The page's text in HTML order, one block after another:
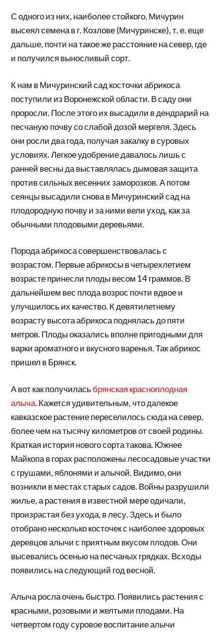
С одного из них, наиболее стойкого, Мичурин
высеял семена в г. Козлове (Мичуринске), т. е. еще
дальше, почти на такое же расстояние на север, где
и получился выносливый сорт.
К нам в Мичуринский сад косточки абрикоса
поступили из Воронежской области. В саду они
проросли. После этого их высадили в дендрарий на
песчаную почву со слабой дозой мергеля. Здесь
они росли два года, получая закалку в суровых
условиях. Легкое удобрение давалось лишь с
ранней весны да выставлялась дымовая защита
против сильных весенних заморозков. А потом
сеянцы высадили снова в Мичуринский сад на
плодородную почву и за ними вели уход, как за
обычными плодовыми деревьями.
Порода абрикоса совершенствовалась с
возрастом. Первые абрикосы в четырехлетием
возрасте принесли плоды весом 14 граммов. В
дальнейшем вес плода возрос почти вдвое и
улучшилось их качество. К девятилетнему
возрасту высота абрикоса поднялась до пяти
метров. Плоды оказались вполне пригодными для
варки ароматного и вкусного варенья. Так абрикос
пришел в Брянск.
А вот как получиласьбрянская красноплодная
алыча. Кажется удивительным, что далекое
кавказское растение переселилось сюда на север,
более чем на тысячу километров от своей родины.
Краткая история нового сорта такова. Южнее
Майкопа в горах расположены лесосадовые участки
с грушами, яблонями и алычой. Видимо, они
возникли в местах старых садов. Войны разрушили
жилье, а растения в известной мере одичали,
произрастая без ухода, в лесу. Здесь и было
отобрано несколько косточек с наиболее здоровых
деревцов алычи с приятным вкусом плодов. Они
высевались осенью на песчаных грядках. Всходы
появились на следующий год весной.
Алыча росла очень быстро. Появились растения с
красными, розовыми и желтыми плодами. На
четвертом году суровое воспитание алычи